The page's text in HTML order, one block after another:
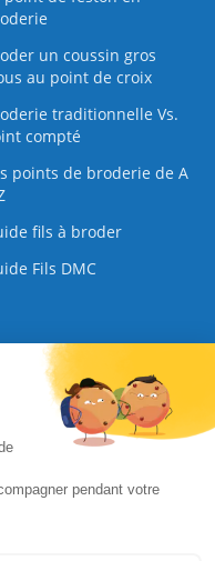
un coussin gros
au point de croix
traditionnelle Vs.
compté
points de broderie de A
fils à broder
Fils DMC
Nous contacter |